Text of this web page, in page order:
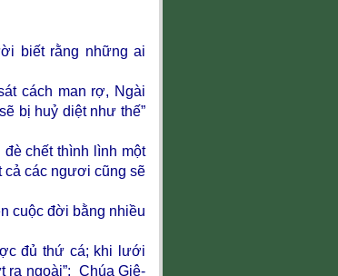
biết rằng những ai
cách man rợ, Ngài
bị huỷ diệt như thế”
chết thình lình một
cả các ngươi cũng sẽ
cuộc đời bằng nhiều
đủ thứ cá; khi lưới
ra ngoài”; Chúa Giê-